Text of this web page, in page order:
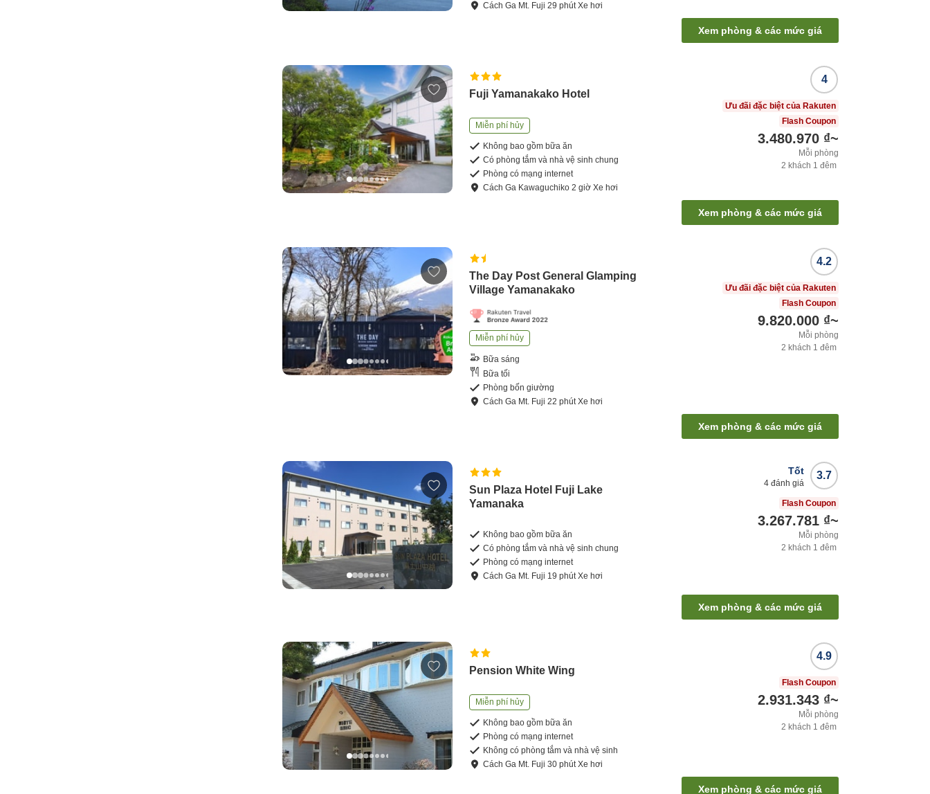
CáchGa Mt. Fuji29 phútXe hơi
Xem phòng & các mức giá
Fuji Yamanakako Hotel
Miễn phí hủy
Không bao gồm bữa ăn
Có phòng tắm và nhà vệ sinh chung
Phòng có mạng internet
CáchGa Kawaguchiko2 giờXe hơi
4
Ưu đãi đặc biệt của Rakuten
Flash Coupon
3.480.970 ₫~
Mỗi phòng
2 khách 1 đêm
Xem phòng & các mức giá
The Day Post General Glamping
Village Yamanakako
Miễn phí hủy
Bữa sáng
Bữa tối
Phòng bốn giường
CáchGa Mt. Fuji22 phútXe hơi
4.2
Ưu đãi đặc biệt của Rakuten
Flash Coupon
9.820.000 ₫~
Mỗi phòng
2 khách 1 đêm
Xem phòng & các mức giá
Sun Plaza Hotel Fuji Lake
Yamanaka
Không bao gồm bữa ăn
Có phòng tắm và nhà vệ sinh chung
Phòng có mạng internet
CáchGa Mt. Fuji 19 phútXe hơi
3.7
Tốt
4 đánh giá
Flash Coupon
3.267.781 ₫~
Mỗi phòng
2 khách 1 đêm
Xem phòng & các mức giá
Pension White Wing
Miễn phí hủy
Không bao gồm bữa ăn
Phòng có mạng internet
Không có phòng tắm và nhà vệ sinh
CáchGa Mt. Fuji30 phútXe hơi
4.9
Flash Coupon
2.931.343 ₫~
Mỗi phòng
2 khách 1 đêm
Xem phòng & các mức giá